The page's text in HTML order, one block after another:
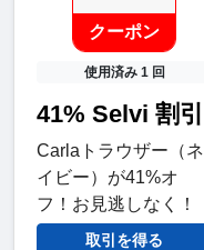
クーポン
使用済み 1 回
41% Selvi 割引
Carlaトラウザー（ネ
イビー）が41%オ
フ！お見逃しなく！
取引を得る